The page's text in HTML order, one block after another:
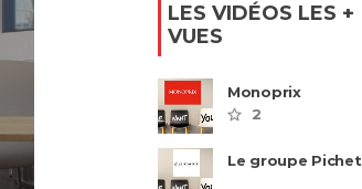
LES VIDÉOS LES +
VUES
Monoprix
2
Le groupe Pichet